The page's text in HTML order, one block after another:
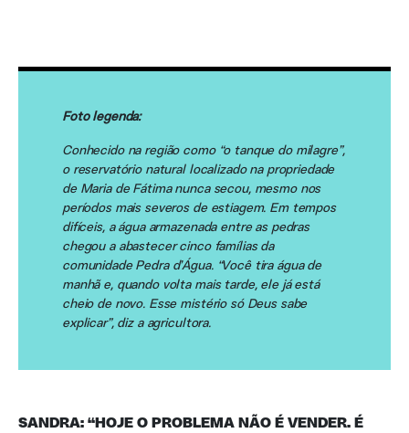
Foto legenda:
Conhecido na região como “o tanque do milagre”,
o reservatório natural localizado na propriedade
de Maria de Fátima nunca secou, mesmo nos
períodos mais severos de estiagem. Em tempos
difíceis, a água armazenada entre as pedras
chegou a abastecer cinco famílias da
comunidade Pedra d’Água. “Você tira água de
manhã e, quando volta mais tarde, ele já está
cheio de novo. Esse mistério só Deus sabe
explicar”, diz a agricultora.
SANDRA: “HOJE O PROBLEMA NÃO É VENDER. É